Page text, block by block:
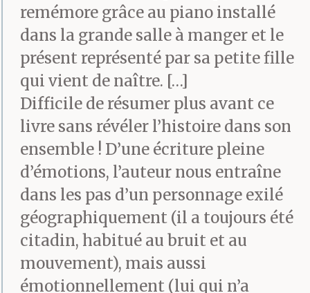
superposant à ma
vision la rondeur d’un
mont lointain. Le
monde semblait scellé à
hauteur de ma fenêtre,
et je m’attendais à être
renversé moi aussi, à
flotter dans un espace
privé d’apesanteur. Puis
le ciel et la terre se
remémore grâce au piano installé
dans la grande salle à manger et le
présent représenté par sa petite fille
qui vient de naître. […]
Difficile de résumer plus avant ce
livre sans révéler l’histoire dans son
ensemble ! D’une écriture pleine
d’émotions, l’auteur nous entraîne
dans les pas d’un personnage exilé
géographiquement (il a toujours été
citadin, habitué au bruit et au
mouvement), mais aussi
émotionnellement (lui qui n’a